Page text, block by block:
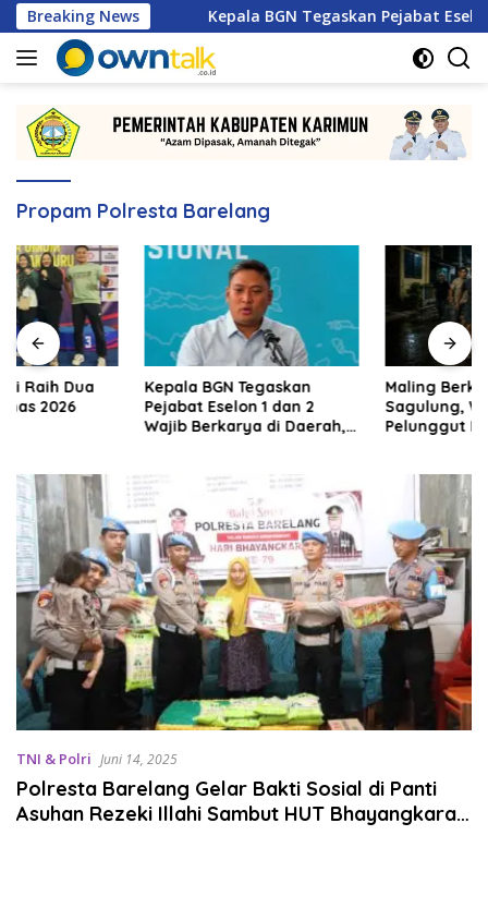
Langsung
ke
konten
Breaking News
2026 Kepala BGN Tegaskan Pejabat Eselon 1 dan
Propam Polresta Barelang
Kepala BGN Tegaskan
Pejabat Eselon 1 dan 2
Wajib Berkarya di Daerah,
Maling Berkeliaran di
Sagulung, Warga Sungai
Pelunggut Resah hingga
TNI & Polri Juni 14, 2025
Polresta Barelang Gelar Bakti Sosial di Panti
Asuhan Rezeki Illahi Sambut HUT Bhayangkara